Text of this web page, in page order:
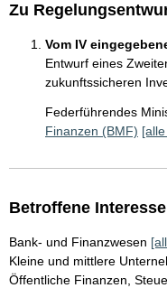
Zu
Vom IV
Entwurf eines
zukunftssicheren
Federführendes
Finanzen (BMF)
Betroffene
Bank- und Finanzwesen
Kleine und mittlere
Öffentliche Finanzen,